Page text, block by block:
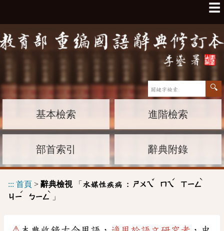
☰
基本檢索 進階檢索
部首索引 辭典附錄
::: 首頁 > 辭典檢視「 水媒性疾病 : ㄕㄨㄟ
ˇ
ㄇㄟ
ˊ
ㄒㄧㄥ
ˋ
ㄐㄧ
ˊ
ㄅㄧㄥ
ˋ
」